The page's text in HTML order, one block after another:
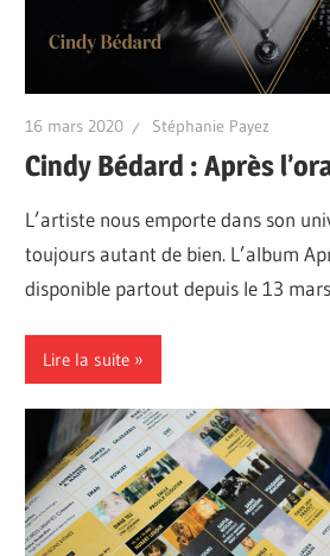
16 mars 2020 Stéphanie Payez
Cindy Bédard : Après
L’artiste nous emporte dans son
toujours autant de bien. L’album
disponible partout depuis le 13
Lire la suite